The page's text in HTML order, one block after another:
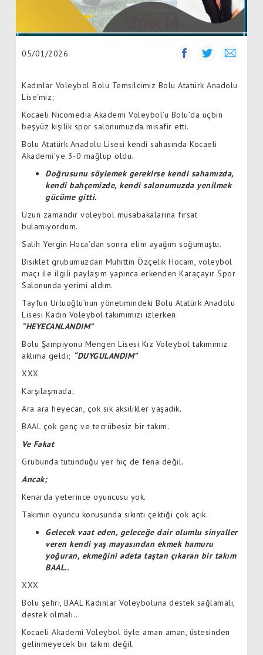
05/01/2026
Kadınlar Voleybol Bolu Temsilcimiz Bolu Atatürk Anadolu
Lise’miz;
Kocaeli Nicomedia Akademi Voleybol’u Bolu’da üçbin
beşyüz kişilik spor salonumuzda misafir etti.
Bolu Atatürk Anadolu Lisesi kendi sahasında Kocaeli
Akademi’ye 3-0 mağlup oldu.
Doğrusunu söylemek gerekirse kendi sahamızda,
kendi bahçemizde, kendi salonumuzda yenilmek
gücüme gitti.
Uzun zamandır voleybol müsabakalarına fırsat
bulamıyordum.
Salih Yergin Hoca’dan sonra elim ayağım soğumuştu.
Bisiklet grubumuzdan Muhittin Özçelik Hocam, voleybol
maçı ile ilgili paylaşım yapınca erkenden Karaçayır Spor
Salonunda yerimi aldım.
Tayfun Urluoğlu’nun yönetimindeki Bolu Atatürk Anadolu
Lisesi Kadın Voleybol takımımızı izlerken
“HEYECANLANDIM”
Bolu Şampiyonu Mengen Lisesi Kız Voleybol takımımız
aklıma geldi; “DUYGULANDIM”
XXX
Karşılaşmada;
Ara ara heyecan, çok sık aksilikler yaşadık.
BAAL çok genç ve tecrübesiz bir takım.
Ve Fakat
Grubunda tutunduğu yer hiç de fena değil.
Ancak;
Kenarda yeterince oyuncusu yok.
Takımın oyuncu konusunda sıkıntı çektiği çok açık.
Gelecek vaat eden, geleceğe dair olumlu sinyaller
veren kendi yaş mayasından ekmek hamuru
yoğuran, ekmeğini adeta taştan çıkaran bir takım
BAAL..
XXX
Bolu şehri, BAAL Kadınlar Voleyboluna destek sağlamalı,
destek olmalı…
Kocaeli Akademi Voleybol öyle aman aman, üstesinden
gelinmeyecek bir takım değil.